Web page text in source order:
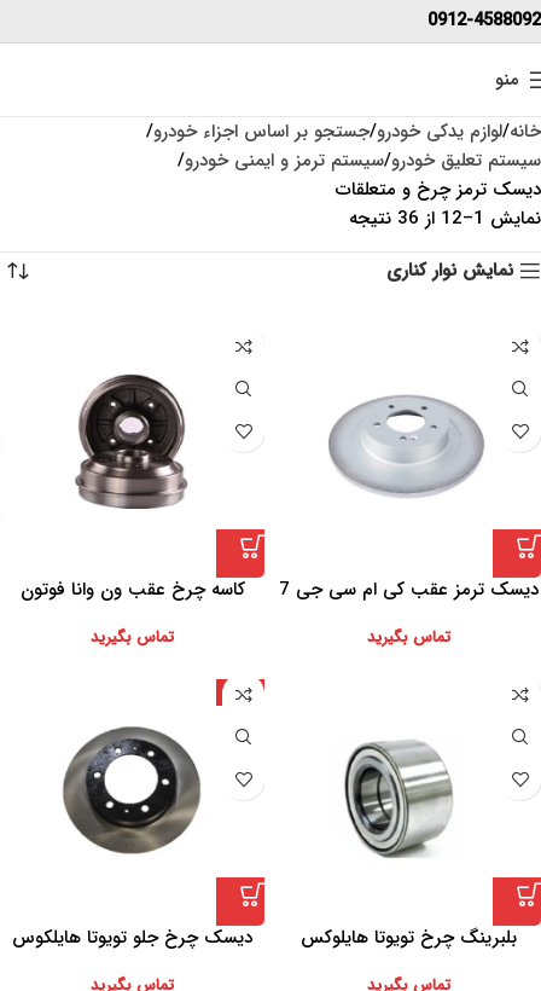
0912-4588092
منو
خانه لوازم یدکی خودرو جستجو بر اساس اجزاء خودرو
سیستم تعلیق خودرو سیستم ترمز و ایمنی خودرو
دیسک ترمز چرخ و متعلقات
نمایش 1–12 از 36 نتیجه
نمایش نوار کناری
ديسک ترمز عقب کی ام سی جی 7
تماس بگیرید
کاسه چرخ عقب ون وانا فوتون
تماس بگیرید
بلبرینگ چرخ تویوتا هایلوکس
تماس بگیرید
ژاپن
دیسک چرخ جلو تویوتا هایلکوس
تماس بگیرید